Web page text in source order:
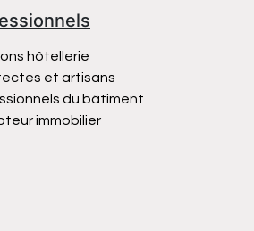
hôtellerie
et artisans
du bâtiment
immobilier